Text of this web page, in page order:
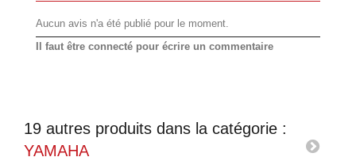
Aucun avis n'a été publié pour le moment.
Il faut être connecté pour écrire un commentaire
19 autres produits dans la catégorie :
YAMAHA